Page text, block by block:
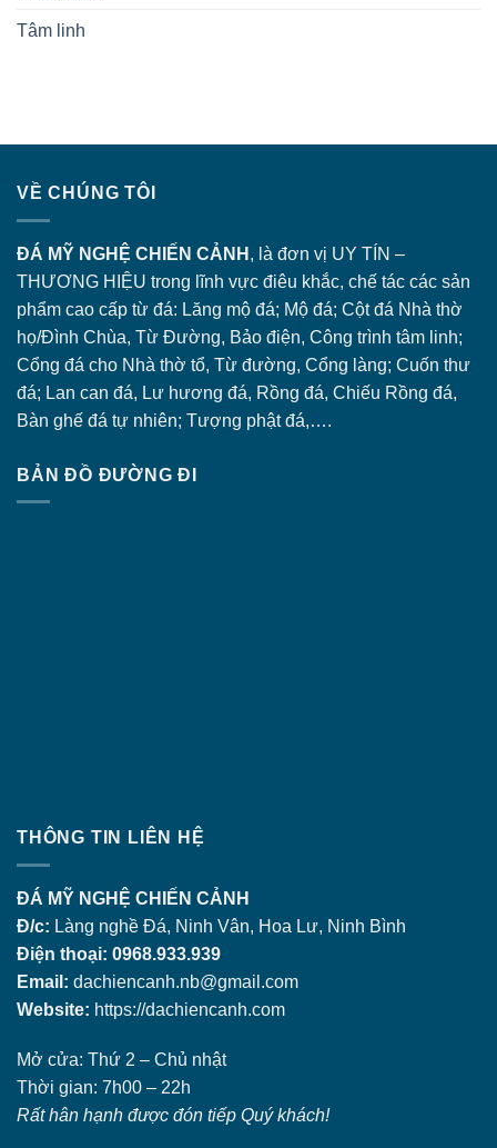
Tâm linh
VỀ CHÚNG TÔI
ĐÁ MỸ NGHỆ CHIẾN CẢNH , là đơn vị UY TÍN –
THƯƠNG HIỆU trong lĩnh vực điêu khắc, chế tác các sản
phẩm cao cấp từ đá: Lăng mộ đá; Mộ đá; Cột đá Nhà thờ
họ/Đình Chùa, Từ Đường, Bảo điện, Công trình tâm linh;
Cổng đá cho Nhà thờ tổ, Từ đường, Cổng làng; Cuốn thư
đá; Lan can đá, Lư hương đá, Rồng đá, Chiếu Rồng đá,
Bàn ghế đá tự nhiên; Tượng phật đá,….
BẢN ĐỒ ĐƯỜNG ĐI
THÔNG TIN LIÊN HỆ
ĐÁ MỸ NGHỆ CHIẾN CẢNH
Đ/c: Làng nghề Đá, Ninh Vân, Hoa Lư, Ninh Bình
Điện thoại: 0968.933.939
Email: dachiencanh.nb@gmail.com
Website: https://dachiencanh.com
Mở cửa: Thứ 2 – Chủ nhật
Thời gian: 7h00 – 22h
Rất hân hạnh được đón tiếp Quý khách!